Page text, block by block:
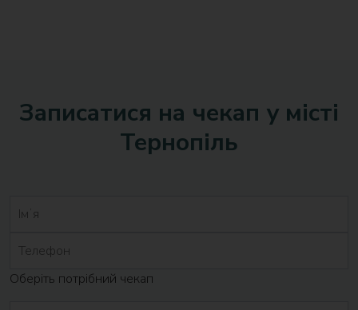
Записатися на чекап у місті
Тернопіль
Оберіть потрібний чекап